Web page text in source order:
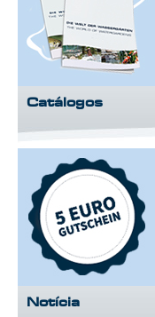
Catálogos
Notícia